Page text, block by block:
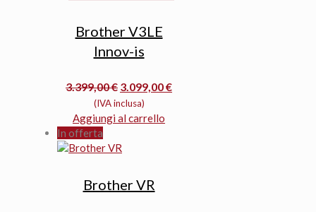
Brother V3LE
Innov-is
3.399,00€ Il
prezzo
originale
3.399,00 €.
3.099,00€Il
(IVA inclusa)
Aggiungi al carrello
In offerta
Brother VR